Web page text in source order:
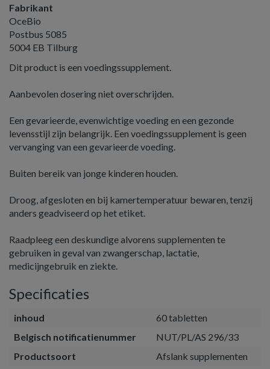
Fabrikant
OceBio
Postbus 5085
5004 EB Tilburg
Dit product is een voedingssupplement.
Aanbevolen dosering niet overschrijden.
Een gevarieerde, evenwichtige voeding en een gezonde
levensstijl zijn belangrijk. Een voedingssupplement is geen
vervanging van een gevarieerde voeding.
Buiten bereik van jonge kinderen houden.
Droog, afgesloten en bij kamertemperatuur bewaren, tenzij
anders geadviseerd op het etiket.
Raadpleeg een deskundige alvorens supplementen te
gebruiken in geval van zwangerschap, lactatie,
medicijngebruik en ziekte.
Specificaties
inhoud
60 tabletten
Belgisch notificatienummer
NUT/PL/AS 296/33
Productsoort
Afslank supplementen